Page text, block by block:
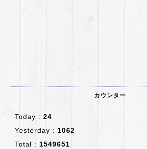
カウンター
Today : 24
Yesterday : 1062
Total : 1549651